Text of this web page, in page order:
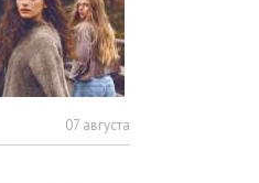
07 августа